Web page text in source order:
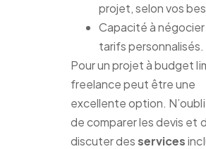
projet, selon vos
Capacité à
tarifs personnalisés.
Pour un projet à budget
freelance peut être une
excellente option.
de comparer les devis et
discuter desservices